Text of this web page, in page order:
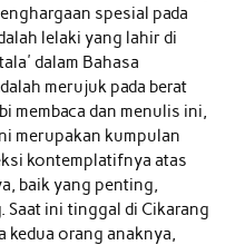
spesial pada
lelaki yang lahir di
dalam Bahasa
merujuk pada berat
membaca dan menulis ini,
merupakan kumpulan
kontemplatifnya atas
baik yang penting,
Saat ini tinggal di Cikarang
kedua orang anaknya,